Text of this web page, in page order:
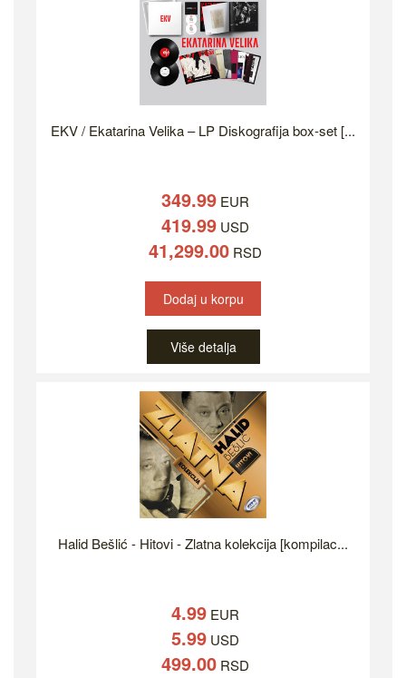
EKV / Ekatarina Velika – LP Diskografija box-set [...
349.99 EUR
419.99 USD
41,299.00 RSD
Dodaj u korpu
Više detalja
Halid Bešlić - Hitovi - Zlatna kolekcija [kompilac...
4.99 EUR
5.99 USD
499.00 RSD